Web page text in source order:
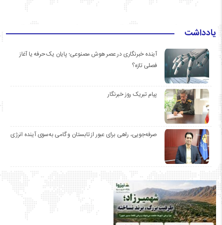
یادداشت
آینده خبرنگاری در عصر هوش مصنوعی؛ پایان یک حرفه یا آغاز
فصلی تازه؟
پیام تبریک روز خبرنگار
صرفه‌جویی، راهی برای عبور از تابستان و گامی به‌سوی آینده انرژی